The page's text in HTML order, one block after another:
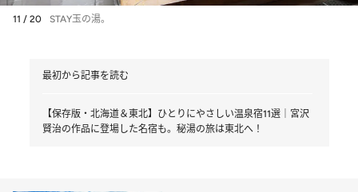
11 / 20 STAY玉の湯。
最初から記事を読む
【保存版・北海道＆東北】ひとりにやさしい温泉宿11選｜宮沢
賢治の作品に登場した名宿も。秘湯の旅は東北へ！